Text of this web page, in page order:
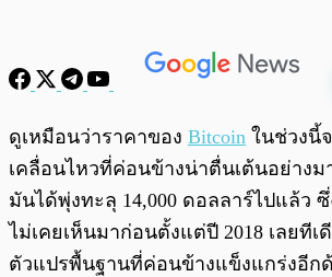
พร้อมเล่น
ดูเหมือนว่าราคาของ Bitcoin ในช่วงนี้
เคลื่อนไหวที่ค่อนข้างน่าตื่นเต้นอย่างม
มันได้พุ่งทะลุ 14,000 ดอลลาร์ไปแล้ว
ไม่เคยเห็นมาก่อนตั้งแต่ปี 2018 เลยที
ตัวแปรพื้นฐานที่ค่อนข้างแข็งแกร่งอีก